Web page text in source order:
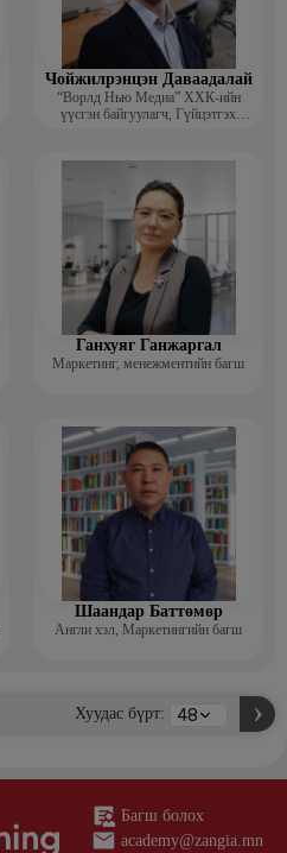
Чойжилрэнцэн Даваадалай
“Ворлд Нью Медиа” ХХК-ийн
үүсгэн байгуулагч, Гүйцэтгэх
Ганхуяг Ганжаргал
Маркетинг, менежментийн багш
Шаандар Баттөмөр
Англи хэл, Маркетингийн багш
Хуудас бүрт:
Багш болох
academy@zangia.mn